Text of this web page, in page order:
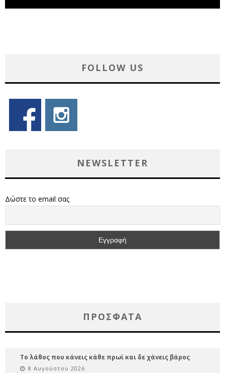
FOLLOW US
NEWSLETTER
Δώστε το email σας
ΠΡΌΣΦΑΤΑ
Το λάθος που κάνεις κάθε πρωί και δε χάνεις βάρος
8 Αυγούστου 2026